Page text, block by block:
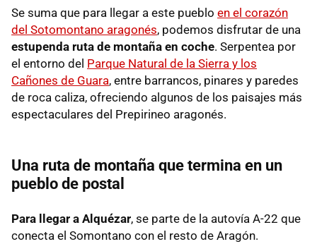
Se suma que para llegar a este pueblo en el corazón
del Sotomontano aragonés, podemos disfrutar de una
estupenda ruta de montaña en coche. Serpentea por
el entorno del Parque Natural de la Sierra y los
Cañones de Guara, entre barrancos, pinares y paredes
de roca caliza, ofreciendo algunos de los paisajes más
espectaculares del Prepirineo aragonés.
Una ruta de montaña que termina en un
pueblo de postal
Para llegar a Alquézar, se parte de la autovía A-22 que
conecta el Somontano con el resto de Aragón.